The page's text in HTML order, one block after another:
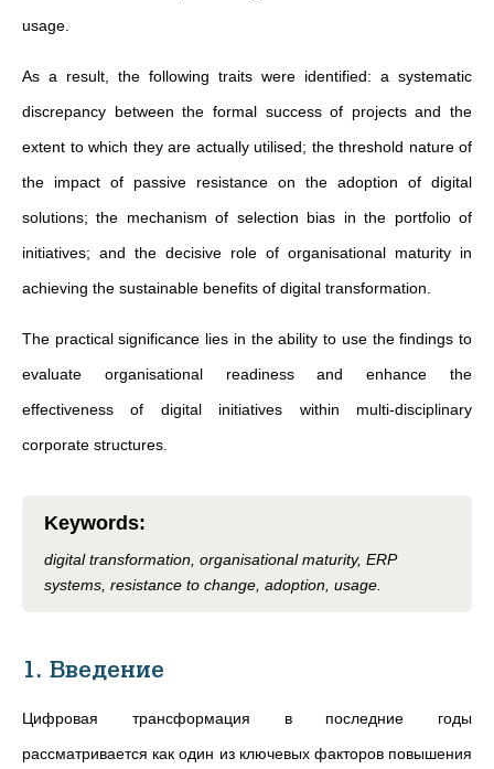
usage.
As a result, the following traits were identified: a systematic
discrepancy between the formal success of projects and the
extent to which they are actually utilised; the threshold nature of
the impact of passive resistance on the adoption of digital
solutions; the mechanism of selection bias in the portfolio of
initiatives; and the decisive role of organisational maturity in
achieving the sustainable benefits of digital transformation.
The practical significance lies in the ability to use the findings to
evaluate organisational readiness and enhance the
effectiveness of digital initiatives within multi-disciplinary
corporate structures.
Keywords:
digital transformation, organisational maturity, ERP
systems, resistance to change, adoption, usage.
1. Введение
Цифровая трансформация в последние годы
рассматривается как один из ключевых факторов повышения